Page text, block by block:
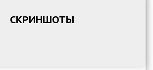
СКРИНШОТЫ